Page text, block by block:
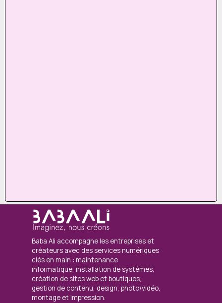
Baba Ali accompagne les entreprises et
créateurs avec des services numériques
clés en main : maintenance
informatique, installation de systèmes,
création de sites web et boutiques,
gestion de contenu, design, photo/vidéo,
montage et impression.